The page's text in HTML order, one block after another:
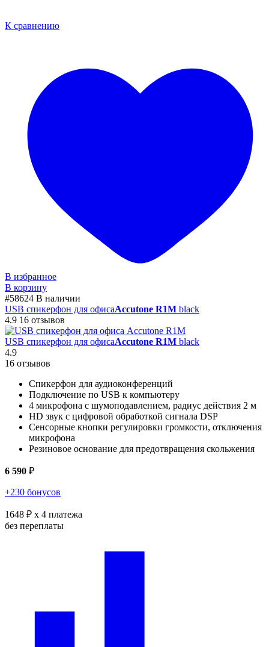
К сравнению
В избранное
В корзину
#58624 В наличии
USB спикерфон для офисаAccutone R1M black
4.9 16 отзывов
USB спикерфон для офисаAccutone R1M black
4.9
16 отзывов
Спикерфон для аудиоконференций
Подключение по USB к компьютеру
4 микрофона с шумоподавлением, радиус действия 2 м
HD звук с цифровой обработкой сигнала DSP
Сенсорные кнопки регулировки громкости, отключения
микрофона
Резиновое основание для предотвращения скольжения
6 590 ₽
+230 бонусов
1648 ₽ x 4 платежа
без переплаты